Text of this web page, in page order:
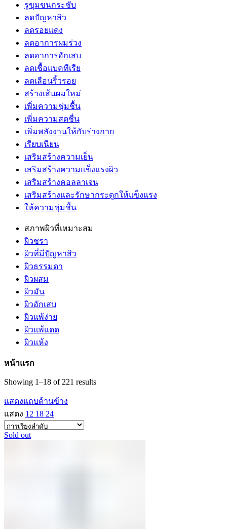
รูขุมขนกระชับ
ลดปัญหาสิว
ลดรอยแดง
ลดอาการผมร่วง
ลดอาการอักเสบ
ลดเชื้อแบคทีเรีย
ลดเลือนริ้วรอย
สร้างเส้นผมใหม่
เพิ่มความชุ่มชื้น
เพิ่มความสดชื่น
เพิ่มพลังงานให้กับร่างกาย
เรียบเนียน
เสริมสร้างความเย็น
เสริมสร้างความแข็งแรงผิว
เสริมสร้างคอลลาเจน
เสริมสร้างและรักษากระดูกให้แข็งแรง
ให้ความชุ่มชื้น
สภาพผิวที่เหมาะสม
ผิวชรา
ผิวที่มีปัญหาสิว
ผิวธรรมดา
ผิวผสม
ผิวมัน
ผิวอักเสบ
ผิวแพ้ง่าย
ผิวแพ้แดด
ผิวแห้ง
หน้าแรก
Showing 1–18 of 221 results
แสดงแถบด้านข้าง
แสดง 12 18 24
Sold out